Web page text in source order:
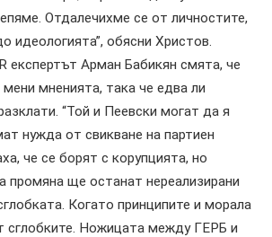
Отдалечихме се от личностите,
идеологията”, обясни Христов.
експертът Арман Бабикян смята, че
мненията, така че едва ли
“Той и Пеевски могат да я
нужда от свикване на партиен
че се борят с корупцията, но
промяна ще останат нереализирани
Когато принципите и морала
сглобките. Ножицата между ГЕРБ и